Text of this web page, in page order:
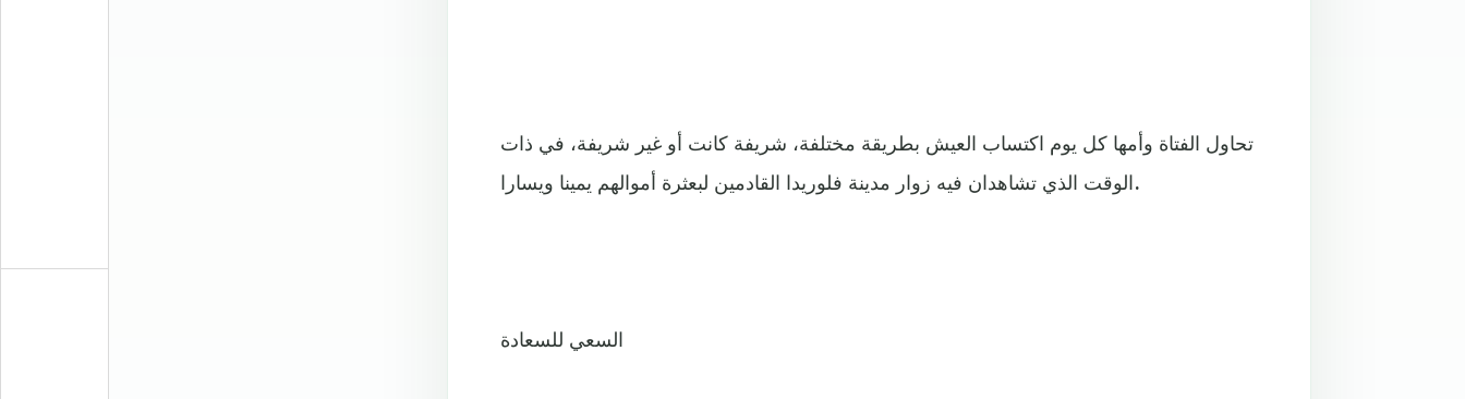
تحاول الفتاة وأمها كل يوم اكتساب العيش بطريقة مختلفة، شريفة كانت أو غير شريفة، في ذات
الوقت الذي تشاهدان فيه زوار مدينة فلوريدا القادمين لبعثرة أموالهم يمينا ويسارا.
السعي للسعادة